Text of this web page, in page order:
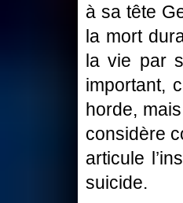
à sa tête
la mort
la vie par
important,
horde,
considère
articule
suicide.